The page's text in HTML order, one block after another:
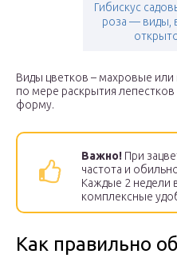
Гибискус
роза — виды,
Виды цветков – махровые или
по мере раскрытия
форму.
Важно! При
частота и
Каждые 2 недели
комплексные
Как правильно